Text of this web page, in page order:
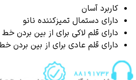
کاربرد آسان
دارای دستمال تمیزکننده نانو
دارای قلم لاکی برای از بین
دارای قلم عادی برای از بین